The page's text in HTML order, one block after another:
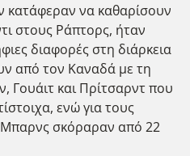
κατάφεραν να καθαρίσουν
στους Ράπτορς, ήταν
διαφορές στη διάρκεια
από τον Καναδά με τη
Γουάιτ και Πρίτσαρντ που
ενώ για τους
σκόραραν από 22